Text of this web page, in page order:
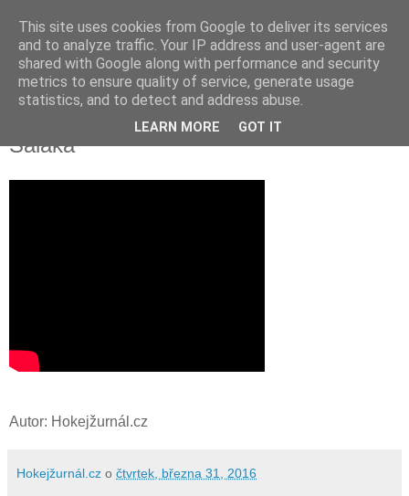
Top 10: Nejlepší zákroky Alexandra
Saláka
Autor: Hokejžurnál.cz
Hokejžurnál.cz o čtvrtek, března 31, 2016
This site uses cookies from Google to deliver its services
and to analyze traffic. Your IP address and user-agent are
shared with Google along with performance and security
metrics to ensure quality of service, generate usage
statistics, and to detect and address abuse.
LEARN MORE GOT IT